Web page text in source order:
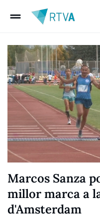
drag_handle
Marcos Sanza
millor marca a
d'Amsterdam